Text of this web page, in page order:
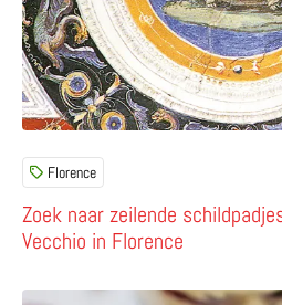
Zoek naar zeilende
Vecchio in Florence
Florence